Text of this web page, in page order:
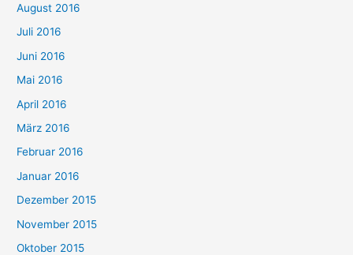
August 2016
Juli 2016
Juni 2016
Mai 2016
April 2016
März 2016
Februar 2016
Januar 2016
Dezember 2015
November 2015
Oktober 2015